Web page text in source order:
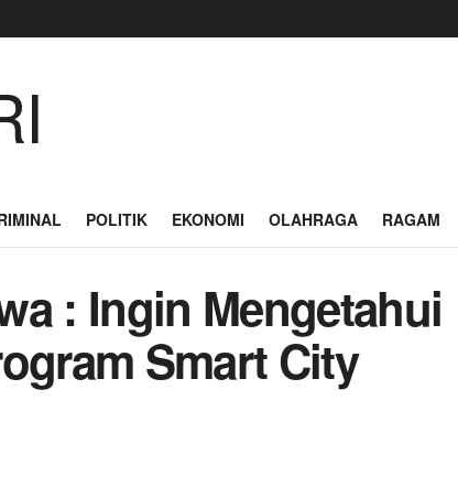
POLITIK EKONOMI OLAHRAGA RAGAM
: Ingin Mengetahui
Smart City